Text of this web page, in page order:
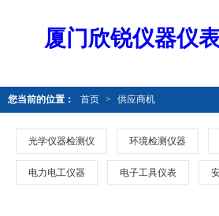
厦门欣锐仪器仪
您当前的位置： 首页 > 供应商机
光学仪器检测仪 环境检测仪器
电力电工仪器 电子工具仪表